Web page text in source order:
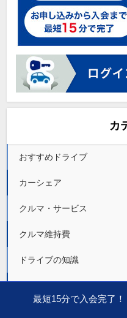
カ
おすすめドライブ
カーシェア
クルマ・サービス
クルマ維持費
ドライブの知識
最短15分で入会完了！